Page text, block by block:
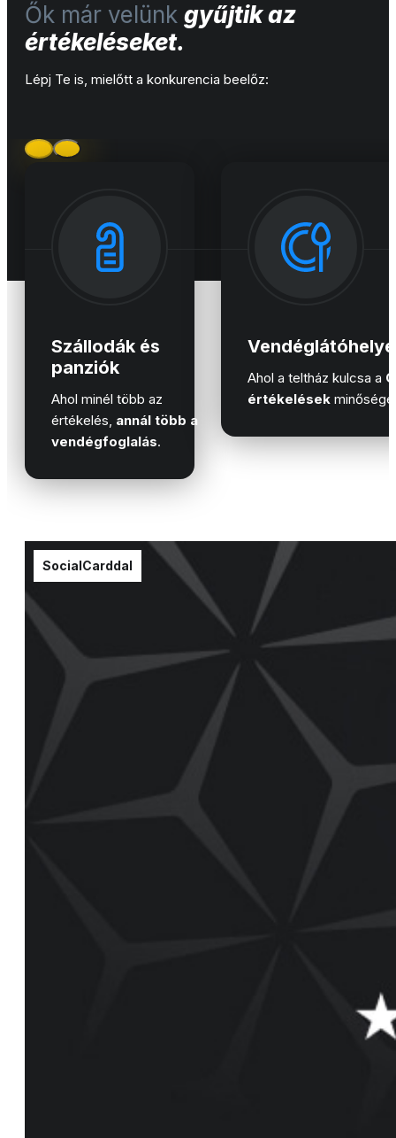
Ők már velünk gyűjtik az
értékeléseket.
Lépj Te is, mielőtt a konkurencia beelőz:
Szállodák és
panziók
Ahol minél több az
értékelés, annál több a
vendégfoglalás.
Ahol a teltház kulcsa a
értékelések
SocialCarddal